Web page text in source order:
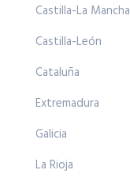
Castilla-La Mancha
Castilla-León
Cataluña
Extremadura
Galicia
La Rioja